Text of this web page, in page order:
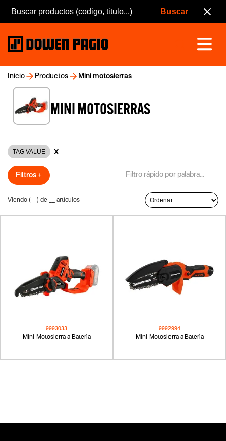
Inicio Productos Mini motosierras
MINI MOTOSIERRAS
TAG VALUE X
Filtros +
Viendo ( ) de artículos
Mini-Motosierra a Batería
9993033
Mini-Motosierra a Batería
9992994